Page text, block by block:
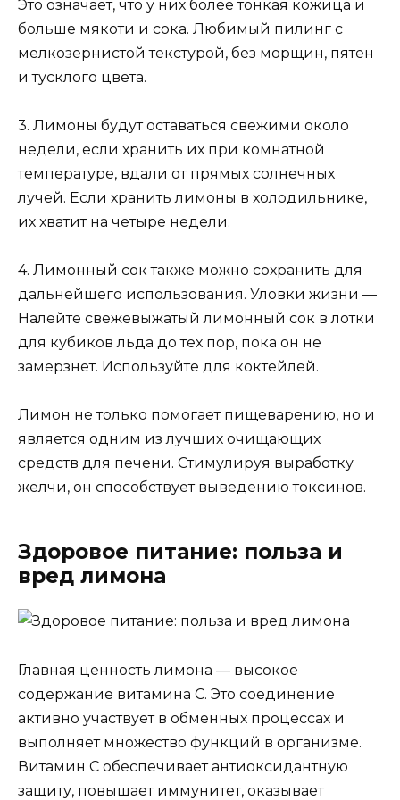
Это означает, что у них более тонкая кожица и
больше мякоти и сока. Любимый пилинг с
мелкозернистой текстурой, без морщин, пятен
и тусклого цвета.
3. Лимоны будут оставаться свежими около
недели, если хранить их при комнатной
температуре, вдали от прямых солнечных
лучей. Если хранить лимоны в холодильнике,
их хватит на четыре недели.
4. Лимонный сок также можно сохранить для
дальнейшего использования. Уловки жизни —
Налейте свежевыжатый лимонный сок в лотки
для кубиков льда до тех пор, пока он не
замерзнет. Используйте для коктейлей.
Лимон не только помогает пищеварению, но и
является одним из лучших очищающих
средств для печени. Стимулируя выработку
желчи, он способствует выведению токсинов.
Здоровое питание: польза и
вред лимона
Главная ценность лимона — высокое
содержание витамина С. Это соединение
активно участвует в обменных процессах и
выполняет множество функций в организме.
Витамин С обеспечивает антиоксидантную
защиту, повышает иммунитет, оказывает